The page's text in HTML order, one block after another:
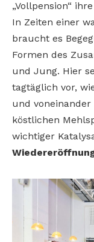
„Vollpension“
In Zeiten einer
braucht es
Formen des
und Jung. Hier
tagtäglich vor,
und
köstlichen
wichtiger